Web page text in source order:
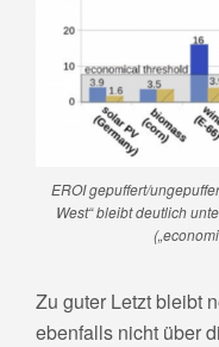
EROI gepuffert/
West“ bleibt deutlich
Zu guter Letzt bleibt
ebenfalls nicht über